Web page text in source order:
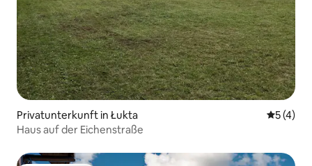
Privatunterkunft in Łukta
5 (4)
Haus auf der Eichenstraße